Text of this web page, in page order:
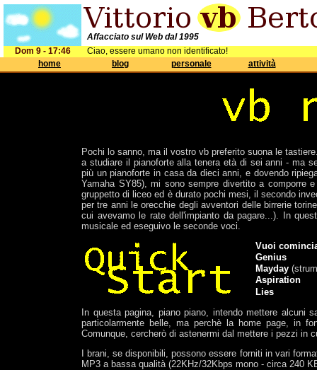
Affacciato sul Web dal 1995
Dom 9 - 17:46
Ciao, essere umano non identificato!
home
blog personale attività
Pochi lo sanno, ma il vostro vb preferito suona le
a studiare il pianoforte alla tenera età di sei anni - ma
più un pianoforte in casa da dieci anni, e dovendo
Yamaha SY85), mi sono sempre divertito a comporre
gruppetto di liceo ed è durato pochi mesi, il secondo
per tre anni le orecchie degli avventori delle birrerie
cui avevamo le rate dell'impianto da pagare...). In
musicale ed eseguivo le seconde voci.
Vuoi
Genius
Mayday
Aspiration
Lies
In questa pagina, piano piano, intendo mettere alcuni
particolarmente belle, ma perchè la home page, in
Comunque, cercherò di astenermi dal mettere i pezzi in
I brani, se disponibili, possono essere forniti in vari
MP3 a bassa qualità (22KHz/32Kbps mono - circa 240